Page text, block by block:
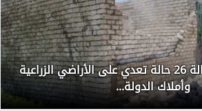
محافظ أسيوط : إزالة 26 حالة تعدي على الأراضي الزراعية
وأملاك الدولة...